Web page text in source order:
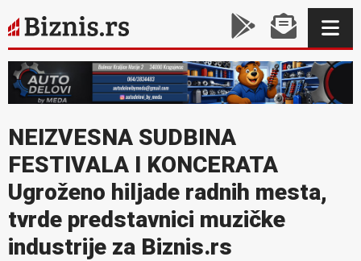
NEIZVESNA SUDBINA
FESTIVALA I KONCERATA
Ugroženo hiljade radnih mesta,
tvrde predstavnici muzičke
industrije za Biznis.rs